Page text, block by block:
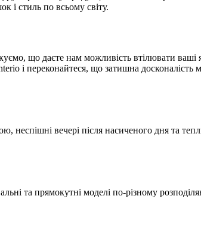
і стиль по всьому світу.
що даєте нам можливість втілювати ваші
і переконайтеся, що затишна досконалість
вечері після насиченого дня та
та прямокутні моделі по-різному